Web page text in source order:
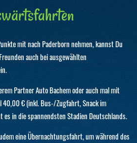
mit nach Paderborn nehmen, kannst Du
auch bei ausgewählten
Partner Auto Bachem oder auch mal mit
40,00 € (inkl. Bus-/Zugfahrt, Snack im
in die spannendsten Stadien Deutschlands.
eine Übernachtungsfahrt, um während des